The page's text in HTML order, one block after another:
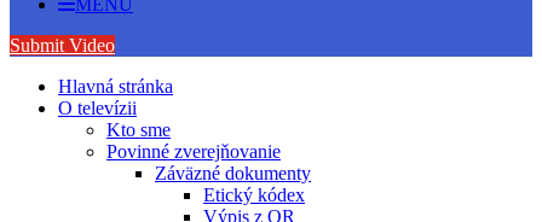
MENU
Submit Video
Hlavná stránka
O televízii
Kto sme
Povinné zverejňovanie
Záväzné dokumenty
Etický kódex
Výpis z OR